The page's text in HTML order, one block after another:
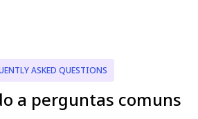
ASKED QUESTIONS
a perguntas comuns